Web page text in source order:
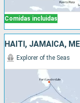
Comidas incluidas
Explorer of the Seas